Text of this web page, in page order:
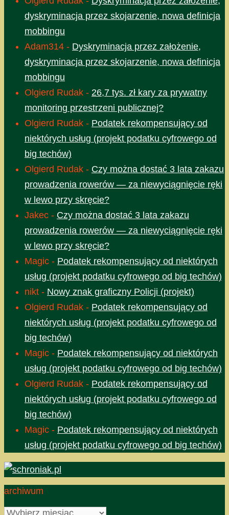
dyskryminacja przez skojarzenie, nowa definicja
mobbingu
Adam314 - Dyskryminacja przez założenie,
dyskryminacja przez skojarzenie, nowa definicja
mobbingu
Olgierd Rudak - 26,7 tys. zł kary za prywatny
monitoring przestrzeni publicznej?
Olgierd Rudak - Podatek rekompensujący od
niektórych usług (projekt podatku cyfrowego od
big techów)
Olgierd Rudak - Czy można dostać 3 lata zakazu
prowadzenia rowerów — za niewyciągnięcie ręki
w lewo przy skręcie?
Jakec - Czy można dostać 3 lata zakazu
prowadzenia rowerów — za niewyciągnięcie ręki
w lewo przy skręcie?
Magic - Podatek rekompensujący od niektórych
usług (projekt podatku cyfrowego od big techów)
nikt - Nowy znak graficzny Policji (projekt)
Olgierd Rudak - Podatek rekompensujący od
niektórych usług (projekt podatku cyfrowego od
big techów)
Magic - Podatek rekompensujący od niektórych
usług (projekt podatku cyfrowego od big techów)
Olgierd Rudak - Podatek rekompensujący od
niektórych usług (projekt podatku cyfrowego od
big techów)
Magic - Podatek rekompensujący od niektórych
usług (projekt podatku cyfrowego od big techów)
archiwum
archiwum